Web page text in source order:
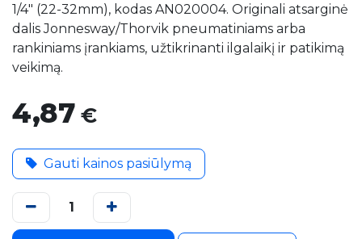
1/4" (22-32mm), kodas AN020004. Originali atsarginė
dalis Jonnesway/Thorvik pneumatiniams arba
rankiniams įrankiams, užtikrinanti ilgalaikį ir patikimą
veikimą.
4,87 €
Gauti kainos pasiūlymą